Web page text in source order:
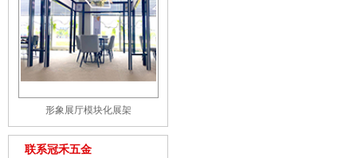
形象展厅模块化展架
联系冠禾五金